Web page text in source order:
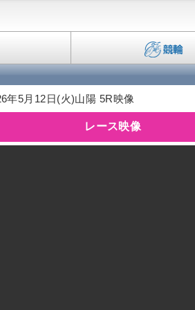
年5月12日(火)山陽 5R映像
レース映像